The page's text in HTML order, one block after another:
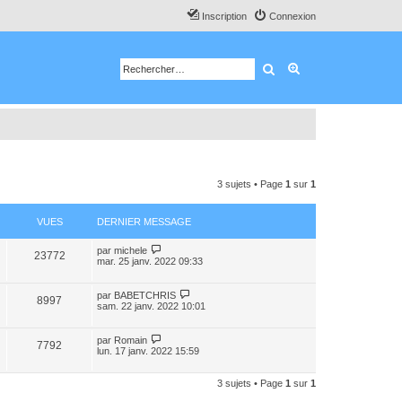
Connexion
Inscription
Rechercher
3 sujets • Page 1 sur 1
VUES DERNIER MESSAGE
23772 par michele
mar. 25 janv. 2022 09:33
8997 par BABETCHRIS
sam. 22 janv. 2022 10:01
7792 par Romain
lun. 17 janv. 2022 15:59
3 sujets • Page 1 sur 1